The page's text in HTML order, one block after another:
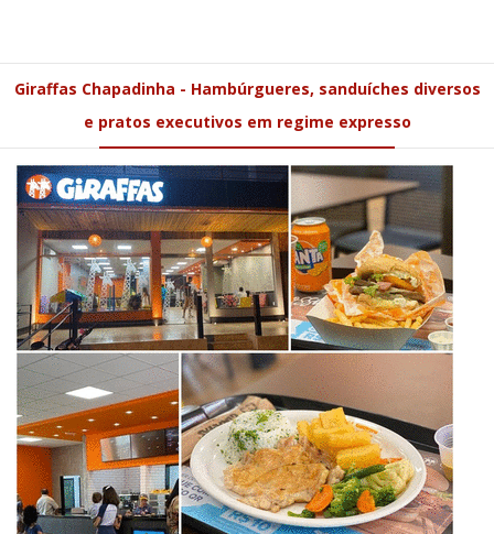
Giraffas Chapadinha - Hambúrgueres, sanduíches diversos
e pratos executivos em regime expresso